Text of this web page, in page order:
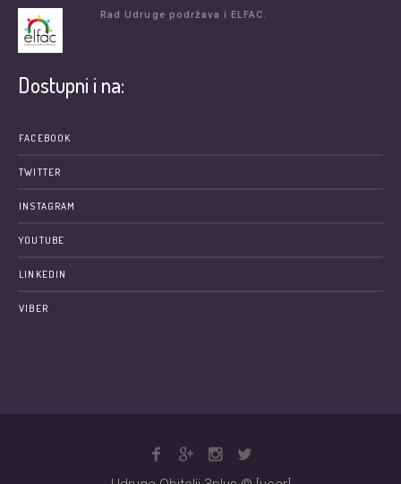
Rad Udruge podržava i ELFAC.
Dostupni i na:
FACEBOOK
TWITTER
INSTAGRAM
YOUTUBE
LINKEDIN
VIBER